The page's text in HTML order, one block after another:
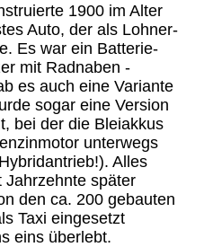
1900 im Alter
Auto, der als Lohner-
Es war ein Batterie-
mit Radnaben -
es auch eine Variante
sogar eine Version
bei der die Bleiakkus
unterwegs
Alles
Jahrzehnte später
den ca. 200 gebauten
Taxi eingesetzt
eins überlebt.